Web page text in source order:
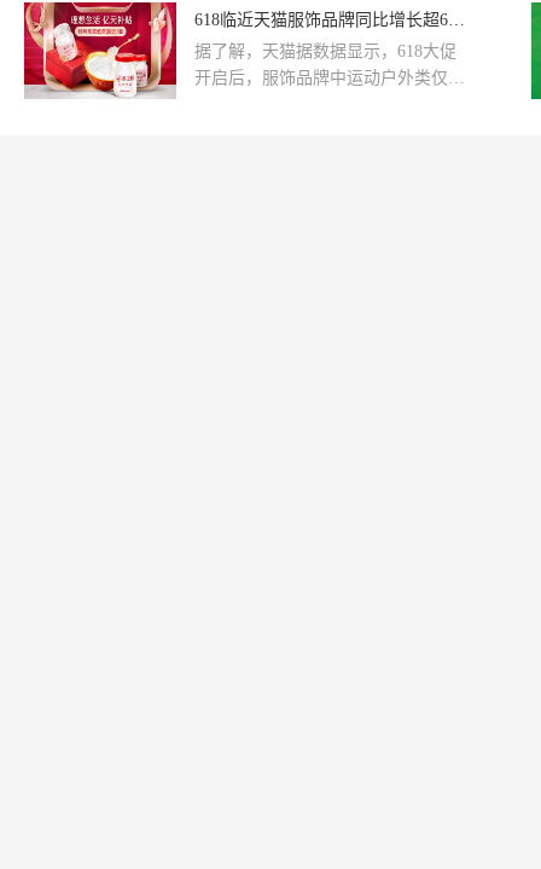
命现任董事长Peter Harf为新任CEO，
618临近天猫服饰品牌同比增长超600%
​据了解，天猫据数据显示，618大促
开启后，服饰品牌中运动户外类仅用